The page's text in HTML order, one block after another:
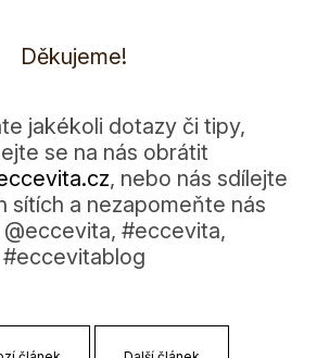
Děkujeme!
jakékoli dotazy či tipy,
se na nás obrátit
, nebo nás sdílejte
sítích a nezapomeňte nás
@eccevita, #eccevita,
#eccevitablog